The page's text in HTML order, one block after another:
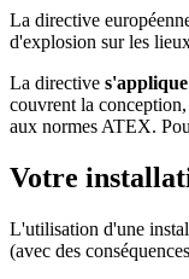
La directive
d'explosion sur les
La directive
couvrent la
aux normes ATEX.
Votre
L'utilisation d'une
(avec des